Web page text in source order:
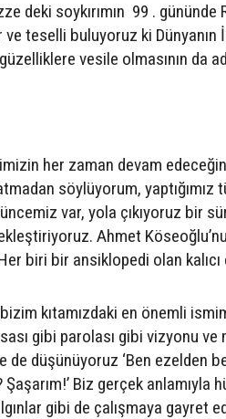
deki soykırımın 99 .
teselli buluyoruz ki
vesile olmasının da
her zaman devam
söylüyorum, yaptığımız
var, yola çıkıyoruz bir
Ahmet
biri bir ansiklopedi olan
kıtamızdaki en önemli
gibi parolası gibi vizyonu
düşünüyoruz ‘Ben ezelden
Biz gerçek anlamıyla
gibi de çalışmaya gayret